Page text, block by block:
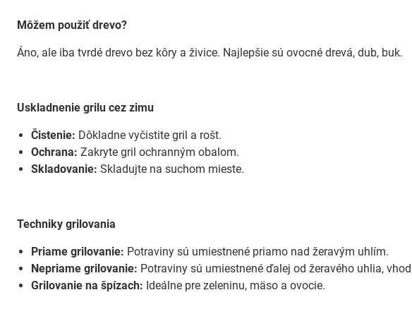
Môžem použiť drevo?
Áno, ale iba tvrdé drevo bez kôry a živice. Najlepšie sú ovocné drevá, dub, buk.
Uskladnenie grilu cez zimu
Čistenie: Dôkladne vyčistite gril a rošt.
Ochrana: Zakryte gril ochranným obalom.
Skladovanie: Skladujte na suchom mieste.
Techniky grilovania
Priame grilovanie: Potraviny sú umiestnené priamo nad žeravým uhlím.
Nepriame grilovanie: Potraviny sú umiestnené ďalej od žeravého uhlia,
Grilovanie na špízach: Ideálne pre zeleninu, mäso a ovocie.